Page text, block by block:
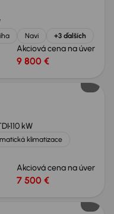
Navi +3 ďalších
Akciová cena na úver
9 800 €
110 kW
klimatizace
Akciová cena na úver
7 500 €